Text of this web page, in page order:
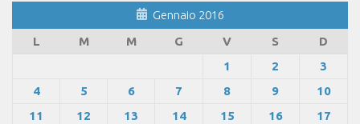
Gennaio 2016
L
M M G V S
D
1
2
3
4
5 6 7 8 9
10
11
12 13 14 15 16
17